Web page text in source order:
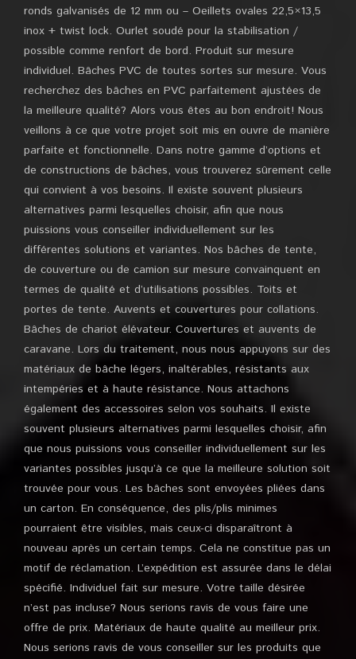
ronds galvanisés de 12 mm ou – Oeillets ovales 22,5×13,5
inox + twist lock. Ourlet soudé pour la stabilisation /
possible comme renfort de bord. Produit sur mesure
individuel. Bâches PVC de toutes sortes sur mesure. Vous
recherchez des bâches en PVC parfaitement ajustées de
la meilleure qualité? Alors vous êtes au bon endroit! Nous
veillons à ce que votre projet soit mis en ouvre de manière
parfaite et fonctionnelle. Dans notre gamme d’options et
de constructions de bâches, vous trouverez sûrement celle
qui convient à vos besoins. Il existe souvent plusieurs
alternatives parmi lesquelles choisir, afin que nous
puissions vous conseiller individuellement sur les
différentes solutions et variantes. Nos bâches de tente,
de couverture ou de camion sur mesure convainquent en
termes de qualité et d’utilisations possibles. Toits et
portes de tente. Auvents et couvertures pour collations.
Bâches de chariot élévateur. Couvertures et auvents de
caravane. Lors du traitement, nous nous appuyons sur des
matériaux de bâche légers, inaltérables, résistants aux
intempéries et à haute résistance. Nous attachons
également des accessoires selon vos souhaits. Il existe
souvent plusieurs alternatives parmi lesquelles choisir, afin
que nous puissions vous conseiller individuellement sur les
variantes possibles jusqu’à ce que la meilleure solution soit
trouvée pour vous. Les bâches sont envoyées pliées dans
un carton. En conséquence, des plis/plis minimes
pourraient être visibles, mais ceux-ci disparaîtront à
nouveau après un certain temps. Cela ne constitue pas un
motif de réclamation. L’expédition est assurée dans le délai
spécifié. Individuel fait sur mesure. Votre taille désirée
n’est pas incluse? Nous serions ravis de vous faire une
offre de prix. Matériaux de haute qualité au meilleur prix.
Nous serions ravis de vous conseiller sur les produits que